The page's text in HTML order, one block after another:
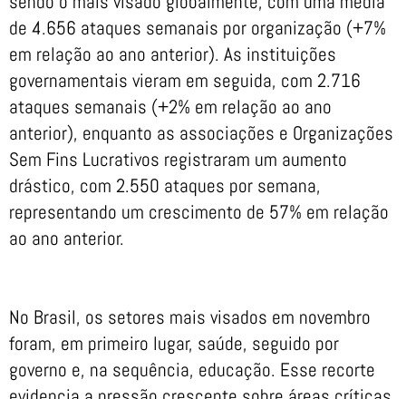
de 4.656 ataques semanais por organização (+7%
em relação ao ano anterior). As instituições
governamentais vieram em seguida, com 2.716
ataques semanais (+2% em relação ao ano
anterior), enquanto as associações e Organizações
Sem Fins Lucrativos registraram um aumento
drástico, com 2.550 ataques por semana,
representando um crescimento de 57% em relação
ao ano anterior.
No Brasil, os setores mais visados em novembro
foram, em primeiro lugar, saúde, seguido por
governo e, na sequência, educação. Esse recorte